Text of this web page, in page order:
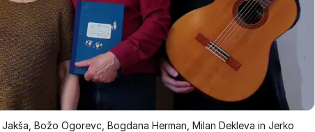
Božo Ogorevc, Bogdana Herman, Milan Dekleva in Jerko